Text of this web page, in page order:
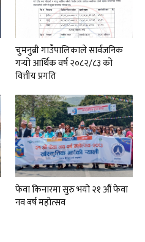
चुमनुब्री गाउँपालिकाले सार्वजनिक
गर्‍यो आर्थिक वर्ष २०८२/८३ को
वित्तीय प्रगति
फेवा किनारमा सुरु भयाे २१ औं फेवा
नव बर्ष महोत्सव